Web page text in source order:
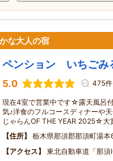
な大人の宿
ペンション いちごみ
5.0 475件
現在4室で営業中です☆露天風呂
気♪洋食のフルコースディナーや
じゃらんOF THE YEAR 2025☆大
住所
栃木県那須郡那須町湯
アクセス
東北自動車道「那須